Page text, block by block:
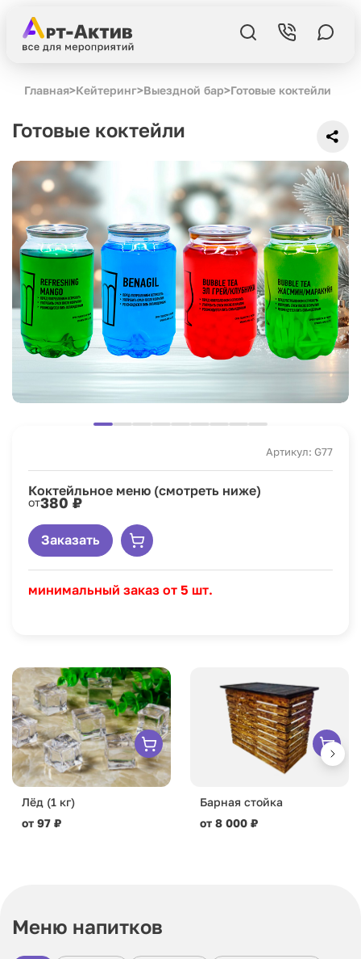
Главная>Кейтеринг>Выездной бар>Готовые коктейли
Готовые коктейли
Артикул: G77
Коктейльное меню (смотреть ниже)
от380 ₽
Заказать
минимальный заказ от 5 шт.
Лёд (1 кг)
от 97 ₽
Барная стойка
от 8 000 ₽
Меню напитков